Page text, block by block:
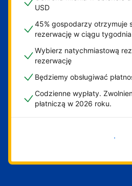
USD
45% gospodarzy otrzymuje
rezerwację w ciągu tygodnia
Wybierz natychmiastową
rezerwację
Będziemy obsługiwać
Codzienne wypłaty.
płatniczą w 2026 roku.
Zacznij już teraz